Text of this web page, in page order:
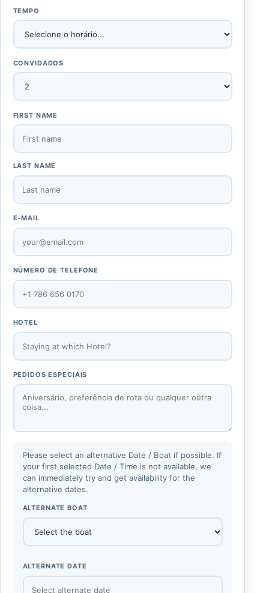
TEMPO
CONVIDADOS
FIRST NAME
LAST NAME
E-MAIL
NÚMERO DE TELEFONE
HOTEL
PEDIDOS ESPECIAIS
Please select an alternative Date / Boat if possible. If
your first selected Date / Time is not available, we
can immediately try and get availability for the
alternative dates.
ALTERNATE BOAT
ALTERNATE DATE